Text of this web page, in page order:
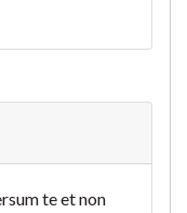
te et non